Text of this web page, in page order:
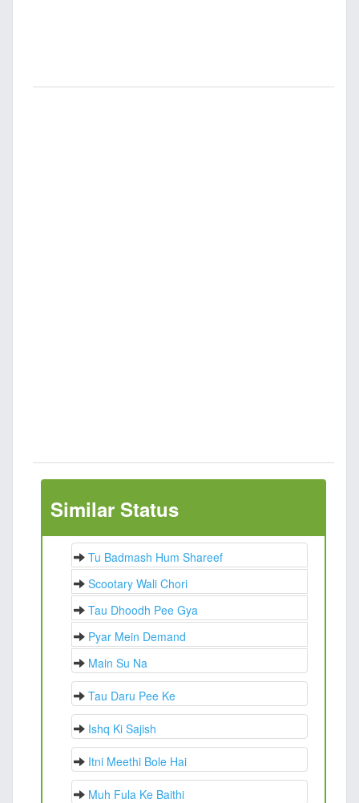
Similar Status
Tu Badmash Hum Shareef
Scootary Wali Chori
Tau Dhoodh Pee Gya
Pyar Mein Demand
Main Su Na
Tau Daru Pee Ke
Ishq Ki Sajish
Itni Meethi Bole Hai
Muh Fula Ke Baithi